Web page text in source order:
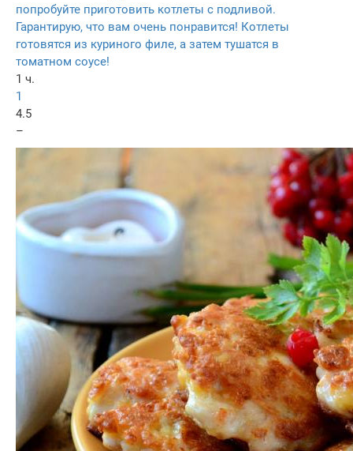
попробуйте приготовить котлеты с подливой.
Гарантирую, что вам очень понравится! Котлеты
готовятся из куриного филе, а затем тушатся в
томатном соусе!
1 ч.
1
4.5
–